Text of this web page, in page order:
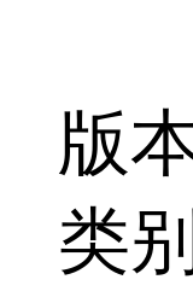
版
类